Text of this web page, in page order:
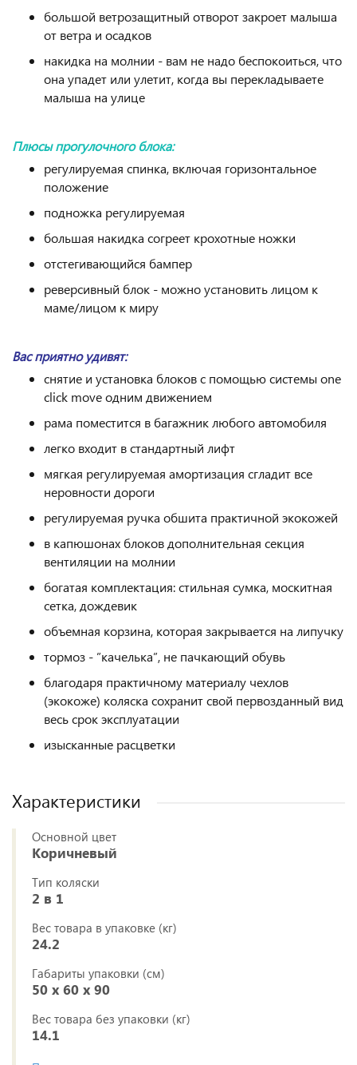
большой ветрозащитный отворот закроет малыша
от ветра и осадков
накидка на молнии - вам не надо беспокоиться, что
она упадет или улетит, когда вы перекладываете
малыша на улице
Плюсы прогулочного блока:
регулируемая спинка, включая горизонтальное
положение
подножка регулируемая
большая накидка согреет крохотные ножки
отстегивающийся бампер
реверсивный блок - можно установить лицом к
маме/лицом к миру
Вас приятно удивят:
снятие и установка блоков с помощью системы one
click move одним движением
рама поместится в багажник любого автомобиля
легко входит в стандартный лифт
мягкая регулируемая амортизация сгладит все
неровности дороги
регулируемая ручка обшита практичной экокожей
в капюшонах блоков дополнительная секция
вентиляции на молнии
богатая комплектация: стильная сумка, москитная
сетка, дождевик
объемная корзина, которая закрывается на липучку
тормоз - ”качелька”, не пачкающий обувь
благодаря практичному материалу чехлов
(экокоже) коляска сохранит свой первозданный вид
весь срок эксплуатации
изысканные расцветки
Характеристики
Основной цвет
Коричневый
Тип коляски
2 в 1
Вес товара в упаковке (кг)
24.2
Габариты упаковки (см)
50 x 60 x 90
Вес товара без упаковки (кг)
14.1